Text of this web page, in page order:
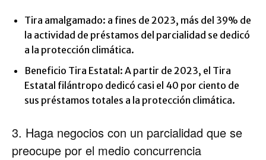
Tira amalgamado: a fines de 2023, más del 39% de
la actividad de préstamos del parcialidad se dedicó
a la protección climática.
Beneficio Tira Estatal: A partir de 2023, el Tira
Estatal filántropo dedicó casi el 40 por ciento de
sus préstamos totales a la protección climática.
3. Haga negocios con un parcialidad que se
preocupe por el medio concurrencia